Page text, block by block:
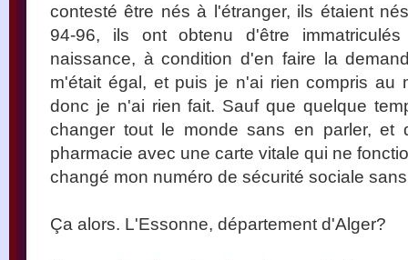
contesté être nés à l'étranger, ils étaient
94-96, ils ont obtenu d'être
naissance, à condition d'en faire la
m'était égal, et puis je n'ai rien compris au
donc je n'ai rien fait. Sauf que quelque
changer tout le monde sans en parler, et
pharmacie avec une carte vitale qui ne
changé mon numéro de sécurité sociale
Ça alors. L'Essonne, département d'Alger?